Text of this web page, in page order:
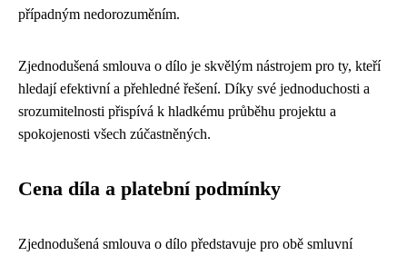
případným nedorozuměním.
Zjednodušená smlouva o dílo je skvělým nástrojem pro ty, kteří
hledají efektivní a přehledné řešení. Díky své jednoduchosti a
srozumitelnosti přispívá k hladkému průběhu projektu a
spokojenosti všech zúčastněných.
Cena díla a platební podmínky
Zjednodušená smlouva o dílo představuje pro obě smluvní